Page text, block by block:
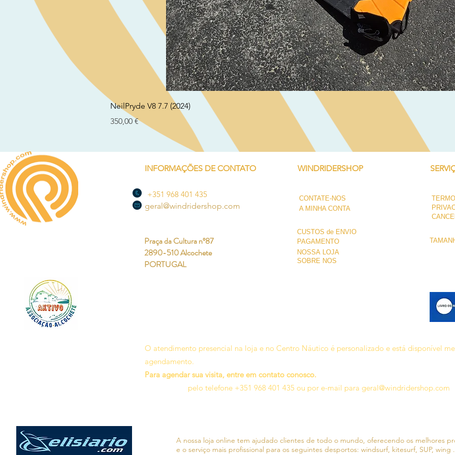
Visualização rápida
NeilPryde V8 7.7 (2024)
Preço
350,00 €
INFORMAÇÕES DE CONTATO
+351 968 401 435
geral@windridershop.com
WINDRIDERSHOP
CONTATE-NOS
A MINHA CONTA
CUSTOS de ENVIO
Praça da Cultura nº87
2890-510 Alcochete
PORTUGAL
PAGAMENTO
NOSSA LOJA
SOBRE NÓS
O atendimento presencial na loja e no Centro Náutico é personalizado e está disponível
agendamento.
Para agendar sua visita, entre em contato conosco.
pelo telefone +351 968 401 435 ou por e-mail para geral@windridershop.com
A nossa loja online tem ajudado clientes de todo o mundo, oferecendo os melhores
e o serviço mais profissional para os seguintes desportos: windsurf, kitesurf, SUP, wing